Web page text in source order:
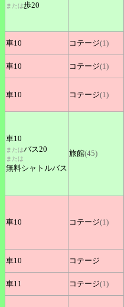
または歩20
車10
コテージ(1)
車10 コテージ(1)
車10 コテージ(1)
車10
またはバス20
または
無料シャトルバス
旅館(45)
車10 コテージ(1)
車10
コテージ
車11 コテージ(1)